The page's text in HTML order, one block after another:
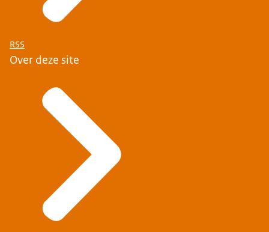
RSS
Over deze site